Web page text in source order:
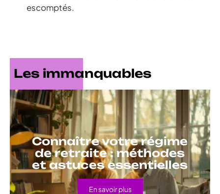
escomptés.
Les immanquables
Connaître votre régime
de retraite : méthodes
et astuces essentielles
En savoir plus